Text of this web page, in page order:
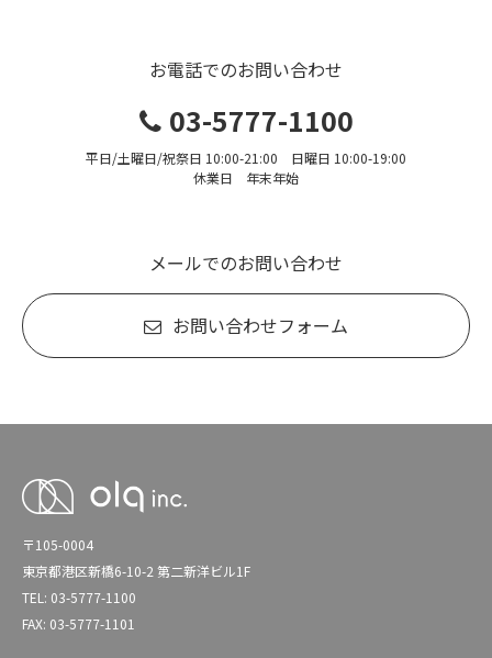
お電話でのお問い合わせ
03-5777-1100
平日/土曜日/祝祭日 10:00-21:00 日曜日 10:00-19:00
休業日 年末年始
メールでのお問い合わせ
お問い合わせフォーム
〒105-0004
東京都港区新橋6-10-2 第二新洋ビル1F
TEL: 03-5777-1100
FAX: 03-5777-1101